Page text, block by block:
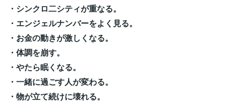
・シンクロ二シティが重なる。
・エンジェルナンバーをよく見る。
・お金の動きが激しくなる。
・体調を崩す。
・やたら眠くなる。
・一緒に過ごす人が変わる。
・物が立て続けに壊れる。